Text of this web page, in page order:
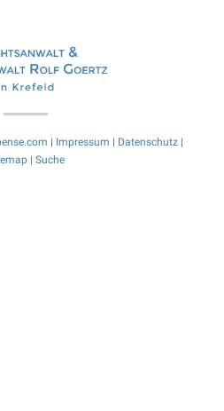
| Impressum | Datenschutz |
| Suche